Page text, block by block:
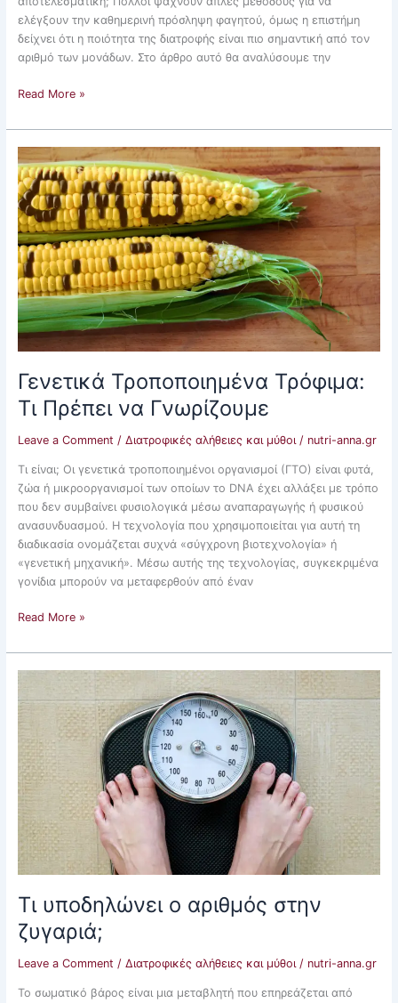
ελέγξουν την καθημερινή πρόσληψη φαγητού, όμως η επιστήμη
δείχνει ότι η ποιότητα της διατροφής είναι πιο σημαντική από τον
αριθμό των μονάδων. Στο άρθρο αυτό θα αναλύσουμε την
Read More »
Γενετικά Τροποποιημένα Τρόφιμα:
Τι Πρέπει να Γνωρίζουμε
Leave a Comment / Διατροφικές αλήθειες και μύθοι/ nutri-anna.gr
Τι είναι; Οι γενετικά τροποποιημένοι οργανισμοί (ΓΤΟ) είναι φυτά,
ζώα ή μικροοργανισμοί των οποίων το DNA έχει αλλάξει με τρόπο
που δεν συμβαίνει φυσιολογικά μέσω αναπαραγωγής ή φυσικού
ανασυνδυασμού. Η τεχνολογία που χρησιμοποιείται για αυτή τη
διαδικασία ονομάζεται συχνά «σύγχρονη βιοτεχνολογία» ή
«γενετική μηχανική». Μέσω αυτής της τεχνολογίας, συγκεκριμένα
γονίδια μπορούν να μεταφερθούν από έναν
Γενετικά
Τροποποιημένα
Τρόφιμα:
Τι
Πρέπει
να
Γνωρίζουμε
Read More »
Τι υποδηλώνει ο αριθμός στην
ζυγαριά;
Leave a Comment / Διατροφικές αλήθειες και μύθοι/ nutri-anna.gr
Το σωματικό βάρος είναι μια μεταβλητή που επηρεάζεται από
υποδηλώνει
ο
αριθμός
στην
ζυγαριά;